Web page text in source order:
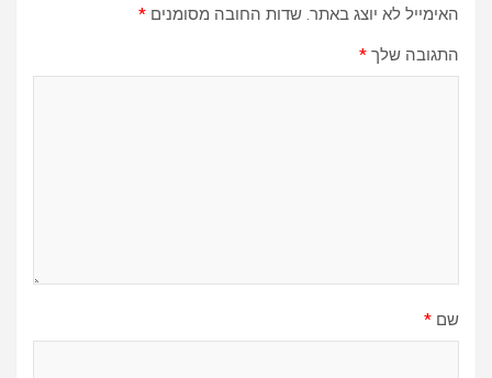
האימייל לא יוצג באתר. שדות החובה מסומנים *
התגובה שלך *
שם *